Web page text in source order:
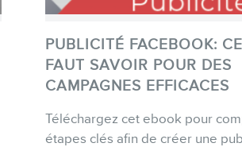
ACHETER
PUBLICITÉ FACEBOOK:
FAUT SAVOIR POUR DES
CAMPAGNES EFFICACES
Téléchargez cet ebook pour
étapes clés afin de créer une